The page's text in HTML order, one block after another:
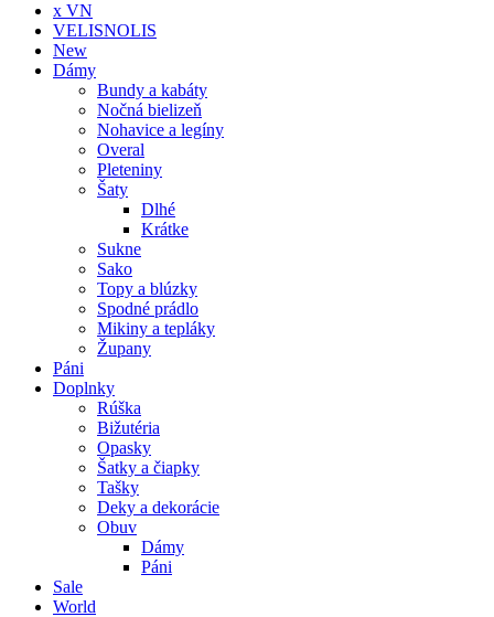
x VN
VELISNOLIS
New
Dámy
Bundy a kabáty
Nočná bielizeň
Nohavice a legíny
Overal
Pleteniny
Šaty
Dlhé
Krátke
Sukne
Sako
Topy a blúzky
Spodné prádlo
Mikiny a tepláky
Župany
Páni
Doplnky
Rúška
Bižutéria
Opasky
Šatky a čiapky
Tašky
Deky a dekorácie
Obuv
Dámy
Páni
Sale
World